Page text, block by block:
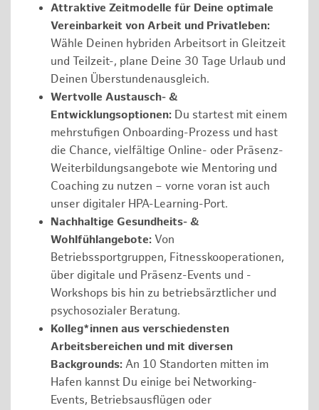
Attraktive Zeitmodelle für Deine optimale
Vereinbarkeit von Arbeit und Privatleben:
Wähle Deinen hybriden Arbeitsort in Gleitzeit
und Teilzeit-, plane Deine 30 Tage Urlaub und
Deinen Überstundenausgleich.
Wertvolle Austausch- &
Entwicklungsoptionen: Du startest mit einem
mehrstufigen Onboarding-Prozess und hast
die Chance, vielfältige Online- oder Präsenz-
Weiterbildungsangebote wie Mentoring und
Coaching zu nutzen – vorne voran ist auch
unser digitaler HPA-Learning-Port.
Nachhaltige Gesundheits- &
Wohlfühlangebote: Von
Betriebssportgruppen, Fitnesskooperationen,
über digitale und Präsenz-Events und -
Workshops bis hin zu betriebsärztlicher und
psychosozialer Beratung.
Kolleg*innen aus verschiedensten
Arbeitsbereichen und mit diversen
Backgrounds: An 10 Standorten mitten im
Hafen kannst Du einige bei Networking-
Events, Betriebsausflügen oder